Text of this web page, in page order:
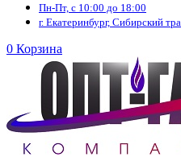
Пн-Пт, с 10:00 до 18:00
г. Екатеринбург, Сибирский
0 Корзина